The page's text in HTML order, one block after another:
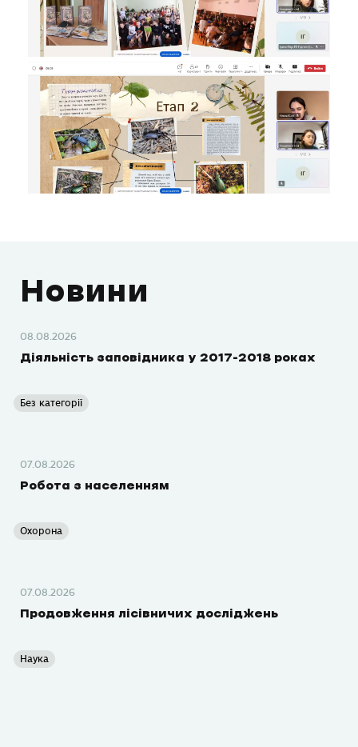
Новини
08.08.2026
Діяльність заповідника у 2017-2018 роках
Без категорії
07.08.2026
Робота з населенням
Охорона
07.08.2026
Продовження лісівничих досліджень
Наука